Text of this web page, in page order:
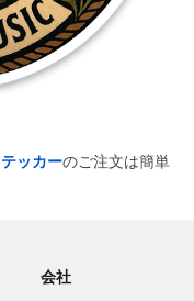
ッカーのご注文は簡単
会社